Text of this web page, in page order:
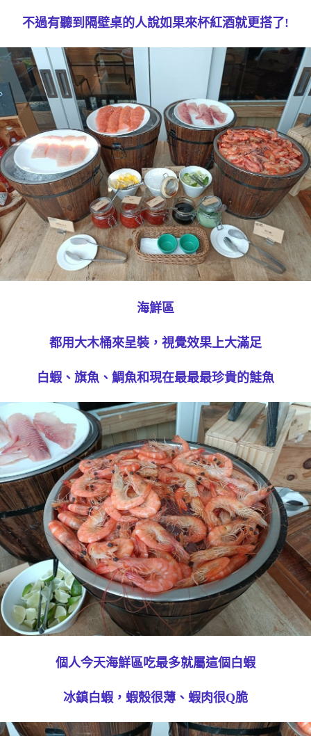
不過有聽到隔壁桌的人說如果來杯紅酒就更搭了!
海鮮區
都用大木桶來呈裝，視覺效果上大滿足
白蝦、旗魚、鯛魚和現在最最最珍貴的鮭魚
個人今天海鮮區吃最多就屬這個白蝦
冰鎮白蝦，蝦殼很薄、蝦肉很Q脆